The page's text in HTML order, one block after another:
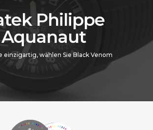
Philippe
Aquanaut
einzigartig, wählen Sie Black Venom